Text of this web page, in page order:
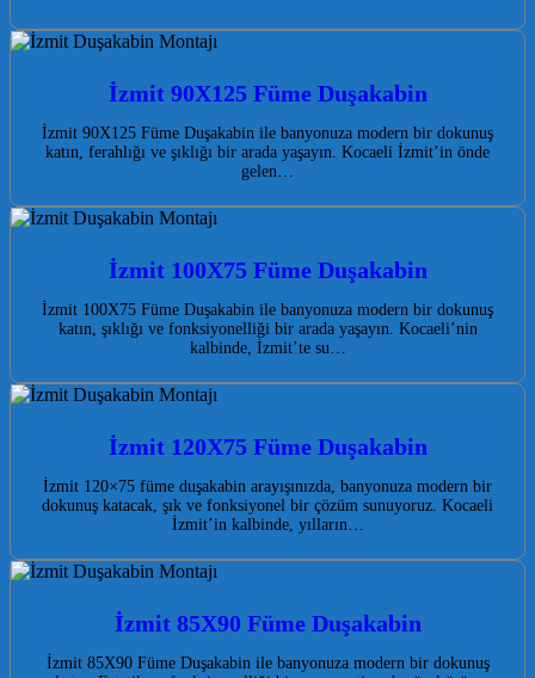
İzmit 90X125 Füme Duşakabin
İzmit 90X125 Füme Duşakabin ile banyonuza modern bir dokunuş
katın, ferahlığı ve şıklığı bir arada yaşayın. Kocaeli İzmit’in önde
gelen…
İzmit 100X75 Füme Duşakabin
İzmit 100X75 Füme Duşakabin ile banyonuza modern bir dokunuş
katın, şıklığı ve fonksiyonelliği bir arada yaşayın. Kocaeli’nin
kalbinde, İzmit’te su…
İzmit 120X75 Füme Duşakabin
İzmit 120×75 füme duşakabin arayışınızda, banyonuza modern bir
dokunuş katacak, şık ve fonksiyonel bir çözüm sunuyoruz. Kocaeli
İzmit’in kalbinde, yılların…
İzmit 85X90 Füme Duşakabin
İzmit 85X90 Füme Duşakabin ile banyonuza modern bir dokunuş